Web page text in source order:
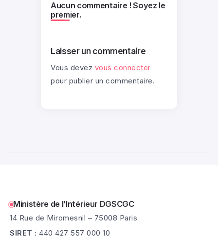
Aucun commentaire ! Soyez le
premier.
Laisser un commentaire
Vous devez vous connecter
pour publier un commentaire.
Ministère de l’Intérieur DGSCGC
14 Rue de Miromesnil – 75008 Paris
SIRET : 440 427 557 000 10